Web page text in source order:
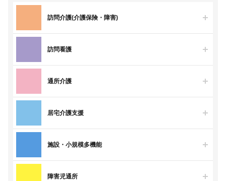
訪問介護(介護保険・障害)
訪問看護
通所介護
居宅介護支援
施設・小規模多機能
障害児通所